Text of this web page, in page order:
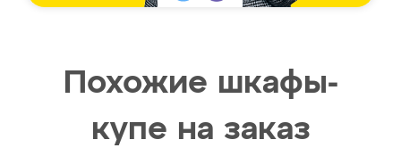
Похожие шкафы-
купе на заказ